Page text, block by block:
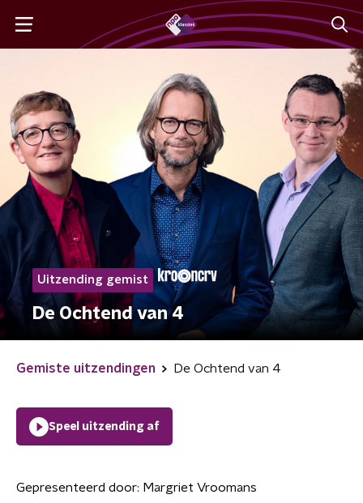
Uitzending gemist
De Ochtend van 4
Gemiste uitzendingen De Ochtend van 4
Speel uitzending af
Gepresenteerd door: Margriet Vroomans